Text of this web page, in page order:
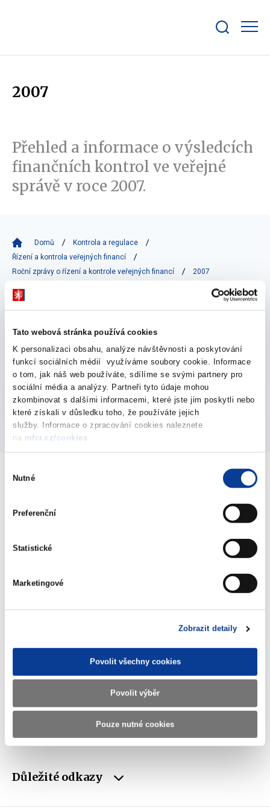
Tato webová stránka používá cookies
K personalizaci obsahu, analýze návštěvnosti a poskytování
funkcí sociálních médií využíváme soubory cookie. Informace
o tom, jak náš web používáte, sdílíme se svými partnery pro
sociální média a analýzy. Partneři tyto údaje mohou
zkombinovat s dalšími informacemi, které jste jim poskytli nebo
které získali v důsledku toho, že používáte jejich
služby. Informace o zpracování cookies naleznete
na mfcr.cz/cookies
souhlasu
Nutné
Preferenční
Statistické
Marketingové
Zobrazit detaily
Povolit všechny cookies
Povolit výběr
Pouze nutné cookies
bar
2007
Přehled a informace o výsledcích
finančních kontrol ve veřejné
správě v roce 2007.
Domů
Kontrola a regulace
Řízení a kontrola veřejných financí
Roční zprávy o řízení a kontrole veřejných financí
2007
veřejné správě za rok 2007
14. května 2008
Vyberte
2007
E-mail podatelna@mf.gov.cz
ID Datové
xzeaauv
Weby ministerstva
Resort financí
Důležité odkazy